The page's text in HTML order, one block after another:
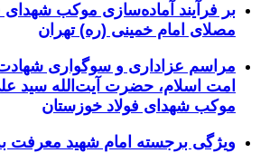
بر فرآیند آماده‌سازی موکب شهدای
مصلای امام خمینی (ره) تهران
مراسم عزاداری و سوگواری شهادت
امت اسلام، حضرت آیت‌الله سید
موکب شهدای فولاد خوزستان
ویژگی برجسته امام شهید معرفت